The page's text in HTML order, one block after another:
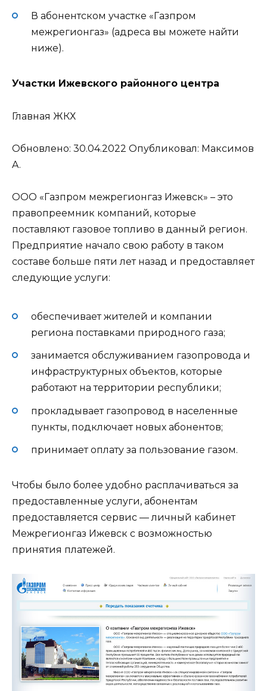
В абонентском участке «Газпром
межрегионгаз» (адреса вы можете найти
ниже).
Участки Ижевского районного центра
Главная ЖКХ
Обновлено: 30.04.2022 Опубликовал: Мaксимов
A.
ООО «Газпром межрегионгаз Ижевск» – это
правопреемник компаний, которые
поставляют газовое топливо в данный регион.
Предприятие начало свою работу в таком
составе больше пяти лет назад и предоставляет
следующие услуги:
обеспечивает жителей и компании
региона поставками природного газа;
занимается обслуживанием газопровода и
инфраструктурных объектов, которые
работают на территории республики;
прокладывает газопровод в населенные
пункты, подключает новых абонентов;
принимает оплату за пользование газом.
Чтобы было более удобно расплачиваться за
предоставленные услуги, абонентам
предоставляется сервис — личный кабинет
Межрегионгаз Ижевск с возможностью
принятия платежей.